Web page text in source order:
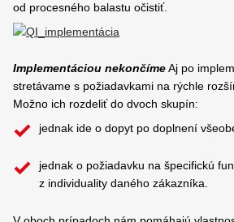
od procesného balastu očistiť.
Implementáciou nekončímeAj po
stretávame s požiadavkami na rýchle
Možno ich rozdeliť do dvoch skupín:
jednak ide o dopyt po doplnení
jednak o požiadavku na špecifickú
z individuality daného zákazníka.